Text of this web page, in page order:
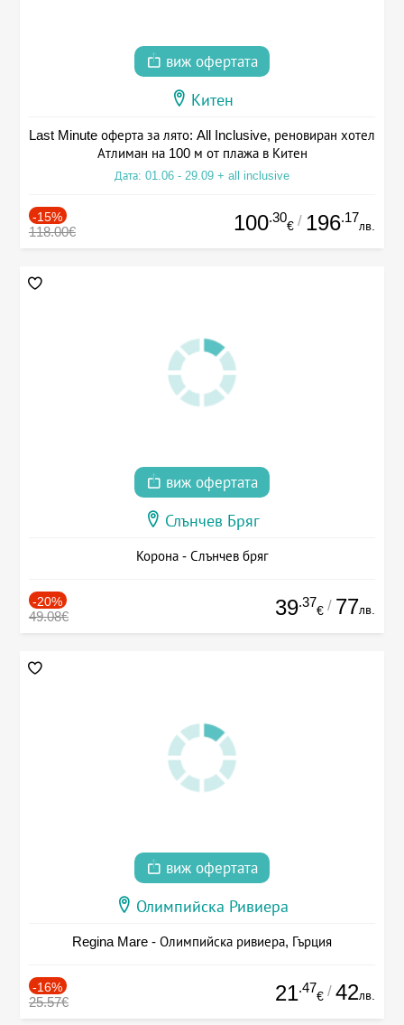
виж офертата
Китен
Last Minute оферта за лято: All Inclusive, реновиран хотел
Атлиман на 100 м от плажа в Китен
Дата: 01.06 - 29.09 + all inclusive
-15%
118.00€ 100.30
€ / 196.17
лв.
виж офертата
Слънчев Бряг
Корона - Слънчев бряг
-20%
49.08€ 39.37
€ / 77лв.
виж офертата
Олимпийска Ривиера
Regina Mare - Олимпийска ривиера, Гърция
-16%
25.57€ 21.47
€ / 42лв.